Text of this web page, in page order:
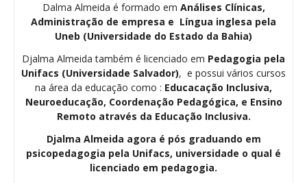
Dalma Almeida é formado em Análises Clínicas,
Administração de empresa e Língua inglesa pela
Uneb (Universidade do Estado da Bahia)
Djalma Almeida também é licenciado em Pedagogia pela
Unifacs (Universidade Salvador), e possui vários cursos
na área da educação como : Educacação Inclusiva,
Neuroeducação, Coordenação Pedagógica, e Ensino
Remoto através da Educação Inclusiva.
Djalma Almeida agora é pós graduando em
psicopedagogia pela Unifacs, universidade o qual é
licenciado em pedagogia.